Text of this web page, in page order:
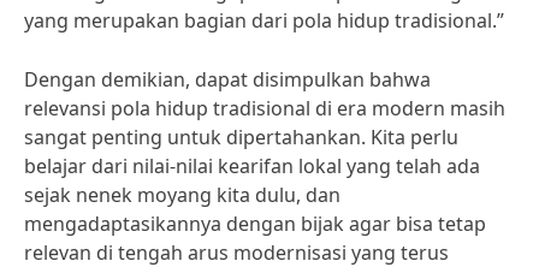
yang merupakan bagian dari pola hidup tradisional.”
Dengan demikian, dapat disimpulkan bahwa
relevansi pola hidup tradisional di era modern masih
sangat penting untuk dipertahankan. Kita perlu
belajar dari nilai-nilai kearifan lokal yang telah ada
sejak nenek moyang kita dulu, dan
mengadaptasikannya dengan bijak agar bisa tetap
relevan di tengah arus modernisasi yang terus